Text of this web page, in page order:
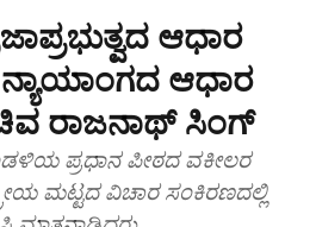
ಆಧಾರ
ನ್ಯಾಯಾಂಗದ ಆಧಾರ
ರಾಜನಾಥ್‌ ಸಿಂಗ್‌
ಪ್ರಧಾನ ಪೀಠದ ವಕೀಲರ
ಮಟ್ಟದ ವಿಚಾರ ಸಂಕಿರಣದಲ್ಲಿ